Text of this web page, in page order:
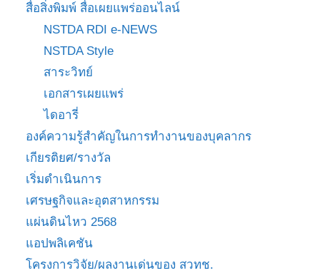
สื่อสิ่งพิมพ์ สื่อเผยแพร่ออนไลน์
NSTDA RDI e-NEWS
NSTDA Style
สาระวิทย์
เอกสารเผยแพร่
ไดอารี่
องค์ความรู้สำคัญในการทำงานของบุคลากร
เกียรติยศ/รางวัล
เริ่มดำเนินการ
เศรษฐกิจและอุตสาหกรรม
แผ่นดินไหว 2568
แอปพลิเคชัน
โครงการวิจัย/ผลงานเด่นของ สวทช.